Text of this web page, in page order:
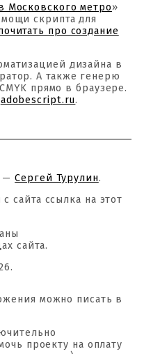
Московского метро»
скрипта для
про создание
дизайна в
А также генерю
прямо в браузере.
adobescript.ru.
—Сергей Турулин.
сайта ссылка на этот
сайта.
можно писать в
проекту на оплату